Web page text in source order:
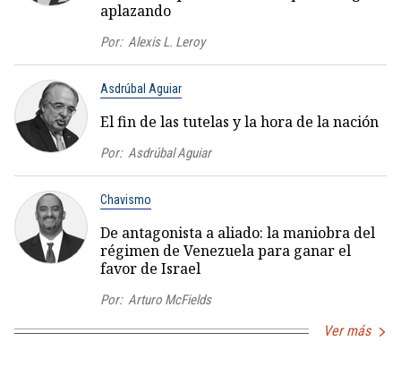
aplazando
Por: Alexis L. Leroy
Asdrúbal Aguiar
El fin de las tutelas y la hora de la nación
Por: Asdrúbal Aguiar
Chavismo
De antagonista a aliado: la maniobra del
régimen de Venezuela para ganar el
favor de Israel
Por: Arturo McFields
Ver más